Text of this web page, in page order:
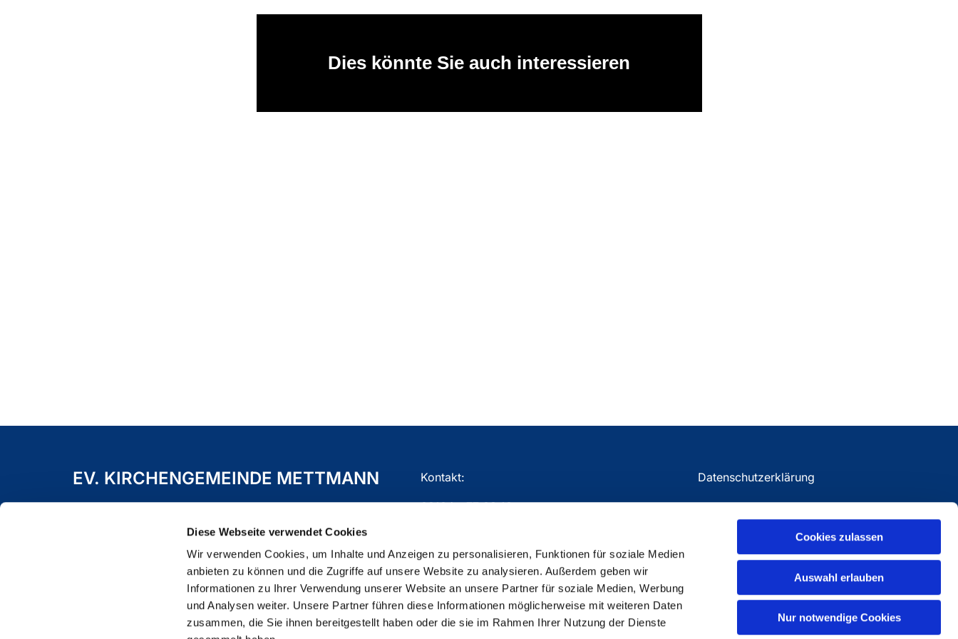
Diese Webseite verwendet Cookies
Wir verwenden Cookies, um Inhalte und Anzeigen zu personalisieren, Funktionen für soziale Medien
anbieten zu können und die Zugriffe auf unsere Website zu analysieren. Außerdem geben wir
Informationen zu Ihrer Verwendung unserer Website an unsere Partner für soziale Medien, Werbung
und Analysen weiter. Unsere Partner führen diese Informationen möglicherweise mit weiteren Daten
zusammen, die Sie ihnen bereitgestellt haben oder die sie im Rahmen Ihrer Nutzung der Dienste
Cookies zulassen
Auswahl erlauben
Nur notwendige Cookies
Dies könnte Sie auch interessieren
EV. KIRCHENGEMEINDE METTMANN Kontakt:
02104 - 77 03 10
Datenschutzerklärung
Impressum
ChurchDesk-Login